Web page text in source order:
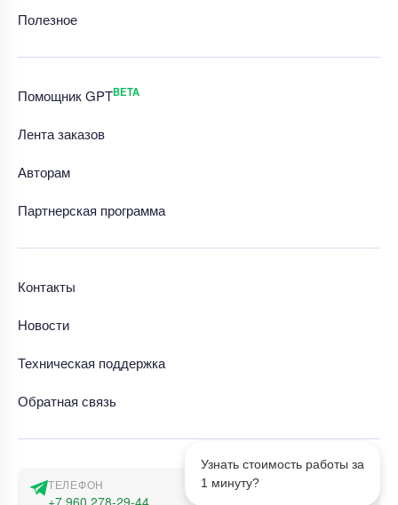
Узнать стоимость работы за
1 минуту?
Полезное
Помощник GPTBETA
Лента заказов
Авторам
Партнерская программа
Контакты
Новости
Техническая поддержка
Обратная связь
ТЕЛЕФОН
+7 960 278-29-44